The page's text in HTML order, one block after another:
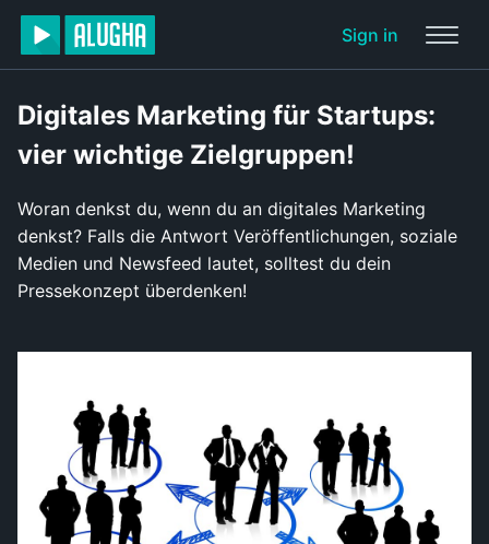
Sign in
Digitales Marketing für Startups:
vier wichtige Zielgruppen!
Woran denkst du, wenn du an digitales Marketing
denkst? Falls die Antwort Veröffentlichungen, soziale
Medien und Newsfeed lautet, solltest du dein
Pressekonzept überdenken!